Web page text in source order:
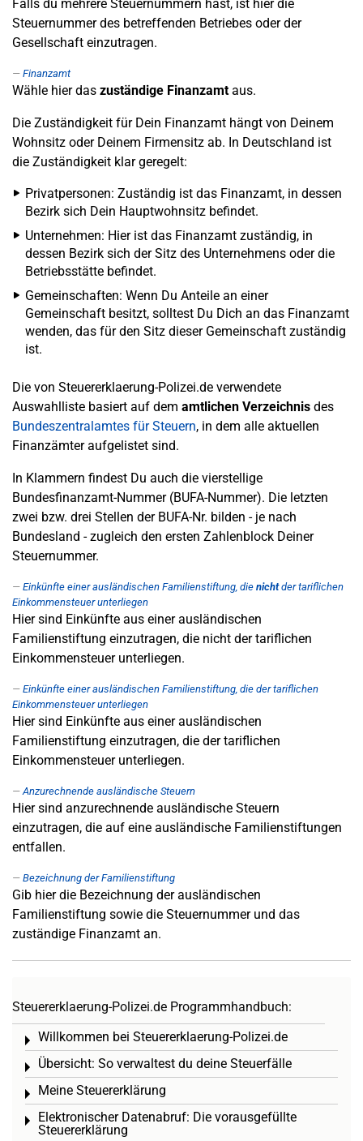
Falls du mehrere Steuernummern hast, ist hier die
Steuernummer des betreffenden Betriebes oder der
Gesellschaft einzutragen.
Finanzamt
Wähle hier das zuständige Finanzamtaus.
Die Zuständigkeit für Dein Finanzamt hängt von Deinem
Wohnsitz oder Deinem Firmensitz ab. In Deutschland ist
die Zuständigkeit klar geregelt:
Privatpersonen: Zuständig ist das Finanzamt, in dessen
Bezirk sich Dein Hauptwohnsitz befindet.
Unternehmen: Hier ist das Finanzamt zuständig, in
dessen Bezirk sich der Sitz des Unternehmens oder die
Betriebsstätte befindet.
Gemeinschaften: Wenn Du Anteile an einer
Gemeinschaft besitzt, solltest Du Dich an das Finanzamt
wenden, das für den Sitz dieser Gemeinschaft zuständig
ist.
Die von Steuererklaerung-Polizei.de verwendete
Auswahlliste basiert auf dem amtlichen Verzeichnis des
Bundeszentralamtes für Steuern, in dem alle aktuellen
Finanzämter aufgelistet sind.
In Klammern findest Du auch die vierstellige
Bundesfinanzamt-Nummer (BUFA-Nummer). Die letzten
zwei bzw. drei Stellen der BUFA-Nr. bilden - je nach
Bundesland - zugleich den ersten Zahlenblock Deiner
Steuernummer.
Einkünfte einer ausländischen Familienstiftung, die nichtder tariflichen
Einkommensteuer unterliegen
Hier sind Einkünfte aus einer ausländischen
Familienstiftung einzutragen, die nicht der tariflichen
Einkommensteuer unterliegen.
Einkünfte einer ausländischen Familienstiftung, die der tariflichen
Einkommensteuer unterliegen
Hier sind Einkünfte aus einer ausländischen
Familienstiftung einzutragen, die der tariflichen
Einkommensteuer unterliegen.
Anzurechnende ausländische Steuern
Hier sind anzurechnende ausländische Steuern
einzutragen, die auf eine ausländische Familienstiftungen
entfallen.
Bezeichnung der Familienstiftung
Gib hier die Bezeichnung der ausländischen
Familienstiftung sowie die Steuernummer und das
zuständige Finanzamt an.
Steuererklaerung-Polizei.de Programmhandbuch:
Willkommen bei Steuererklaerung-Polizei.de
Toggle menu
Übersicht: So verwaltest du deine Steuerfälle
Toggle menu
Meine Steuererklärung
Toggle menu
Elektronischer Datenabruf: Die vorausgefüllte
Steuererklärung
Toggle menu